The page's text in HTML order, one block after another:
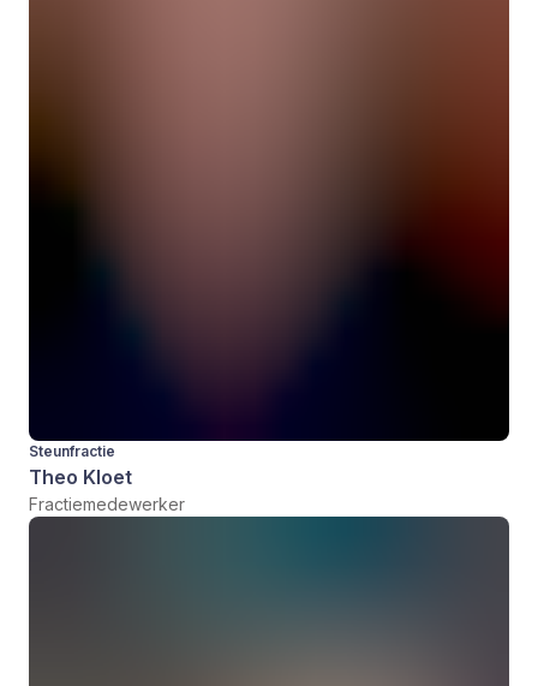
Steunfractie
Theo Kloet
Fractiemedewerker